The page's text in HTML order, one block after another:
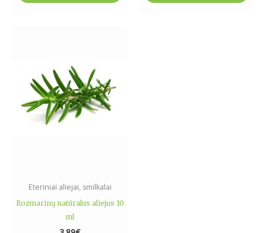
Eteriniai aliejai, smilkalai
Rozmarinų natūralus aliejus 10
ml